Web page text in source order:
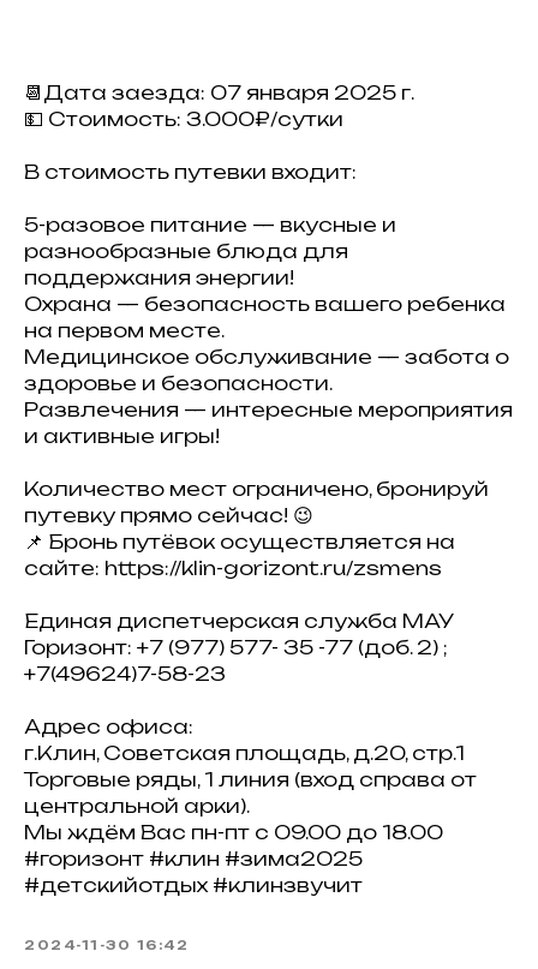
📆Дата заезда: 07 января 2025 г.
💵 Стоимость: 3.000₽/сутки
В стоимость путевки входит:
5-разовое питание — вкусные и
разнообразные блюда для
поддержания энергии!
Охрана — безопасность вашего ребенка
на первом месте.
Медицинское обслуживание — забота о
здоровье и безопасности.
Развлечения — интересные мероприятия
и активные игры!
Количество мест ограничено, бронируй
путевку прямо сейчас! 😉
📌 Бронь путёвок осуществляется на
сайте: https://klin-gorizont.ru/zsmens
Единая диспетчерская служба МАУ
Горизонт: +7 (977) 577- 35 -77 (доб. 2) ;
+7(49624)7-58-23
Адрес офиса:
г.Клин, Советская площадь, д.20, стр.1
Торговые ряды, 1 линия (вход справа от
центральной арки).
Мы ждём Вас пн-пт с 09.00 до 18.00
#горизонт #клин #зима2025
#детскийотдых #клинзвучит
2024-11-30 16:42